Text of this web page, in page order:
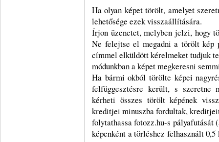
Ha olyan képet törölt, amelyet
lehetősége ezek visszaállítására.
Írjon üzenetet, melyben jelzi, hogy
Ne felejtse el megadni a törölt kép
címmel elküldött kérelmeket tudjuk
módunkban a képet megkeresni
Ha bármi okból törölte képei
felfüggesztésre került, s szeretne
kérheti összes törölt képének
kreditjei minuszba fordultak,
folytathassa fotozz.hu-s
képenként a törléshez felhasznált